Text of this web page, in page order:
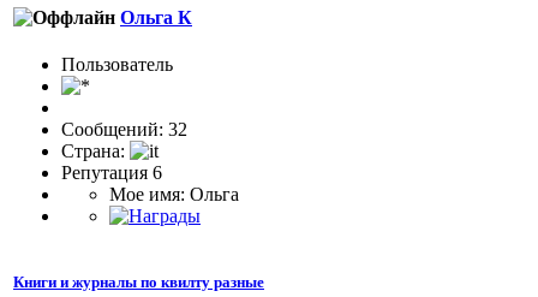
Ольга К
Пользоватeль
Сообщений: 32
Страна:
Репутация 6
Мое имя: Ольга
Книги и журналы по квилту разные